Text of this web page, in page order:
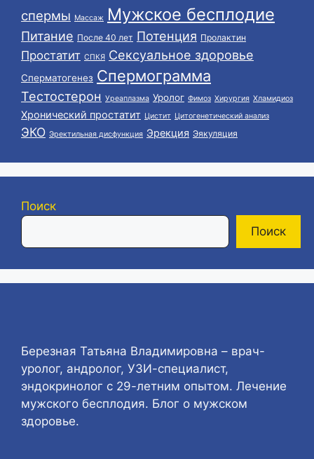
спермы Массаж Мужское бесплодие
Питание После 40 лет Потенция Пролактин
Простатит СПКЯ Сексуальное здоровье
Сперматогенез Спермограмма
Тестостерон Уреаплазма Уролог Фимоз Хирургия Хламидиоз
Хронический простатит Цистит Цитогенетический анализ
ЭКО Эректильная дисфункция Эрекция Эякуляция
Поиск
Поиск
Березная Татьяна Владимировна – врач-
уролог, андролог, УЗИ-специалист,
эндокринолог с 29-летним опытом. Лечение
мужского бесплодия. Блог о мужском
здоровье.